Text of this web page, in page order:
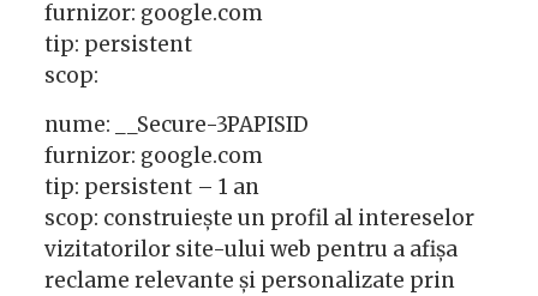
furnizor: google.com
tip: persistent
scop:
nume: __Secure-3PAPISID
furnizor: google.com
tip: persistent – 1 an
scop: construiește un profil al intereselor
vizitatorilor site-ului web pentru a afișa
reclame relevante și personalizate prin